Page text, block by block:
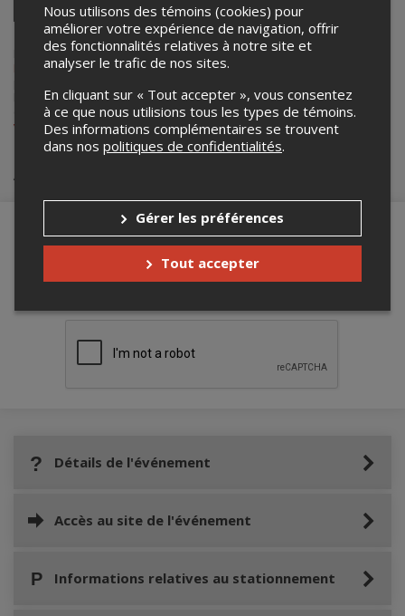
Facebook LinkedinPinterestEnvoyer
par
courriel
Lepointdevente.com agit à titre de mandataire pour Veils of
Bollywooddans le cadre de l’affichage en ligne et la vente de billets
Pour plus d’information à propos de cet événement, veuillez
contacter l’organisateur de l’événement,Veils of Bollywood, à
veilsofbollywood@gmail.com.
Achat de billets
Merci de confirmer que vous n'êtes pas un
Détails de l'événement
Accès au site de l'événement
Informations relatives au stationnement
Nous utilisons des témoins (cookies) pour
améliorer votre expérience de navigation, offrir
des fonctionnalités relatives à notre site et
analyser le trafic de nos sites.
En cliquant sur « Tout accepter », vous consentez
à ce que nous utilisions tous les types de témoins.
Des informations complémentaires se trouvent
dans nos politiques de confidentialités.
Gérer les préférences
Tout accepter